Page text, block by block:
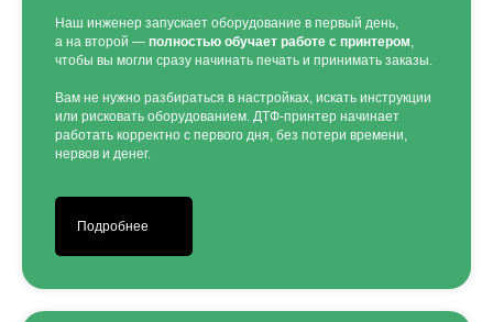
Наш инженер запускает оборудование в первый день,
а на второй — полностью обучает работе с принтером,
чтобы вы могли сразу начинать печать и принимать заказы.
Вам не нужно разбираться в настройках, искать инструкции
или рисковать оборудованием. ДТФ-принтер начинает
работать корректно с первого дня, без потери времени,
нервов и денег.
Подробнее
конфиденциальности
Отправить